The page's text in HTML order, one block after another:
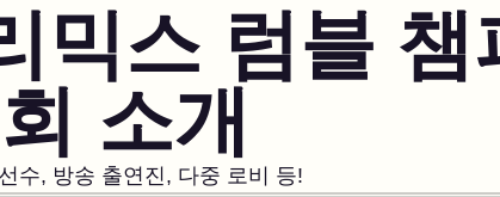
믹스 럼블 챔
회 소개
수, 방송 출연진, 다중 로비 등!